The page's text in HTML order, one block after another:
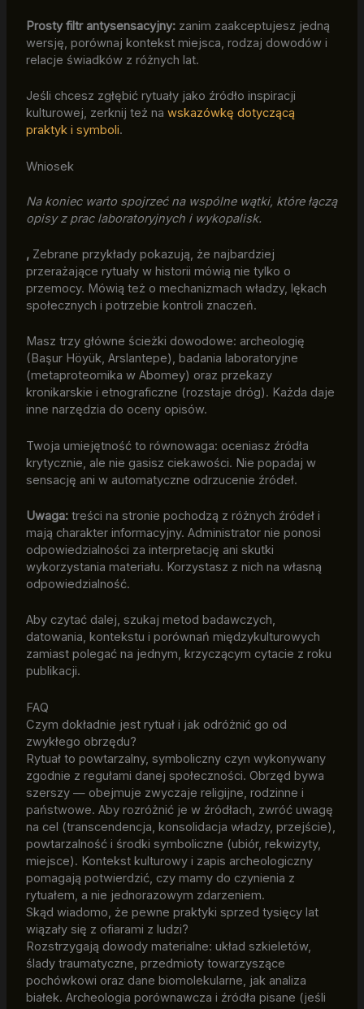
Prosty filtr antysensacyjny:zanim zaakceptujesz jedną
wersję, porównaj kontekst miejsca, rodzaj dowodów i
relacje świadków z różnych lat.
Jeśli chcesz zgłębić rytuały jako źródło inspiracji
kulturowej, zerknij też na wskazówkę dotyczącą
praktyk i symboli.
Wniosek
Na koniec warto spojrzeć na wspólne wątki, które łączą
opisy z prac laboratoryjnych i wykopalisk.
,Zebrane przykłady pokazują, że najbardziej
przerażające rytuały w historii mówią nie tylko o
przemocy. Mówią też o mechanizmach władzy, lękach
społecznych i potrzebie kontroli znaczeń.
Masz trzy główne ścieżki dowodowe: archeologię
(Başur Höyük, Arslantepe), badania laboratoryjne
(metaproteomika w Abomey) oraz przekazy
kronikarskie i etnograficzne (rozstaje dróg). Każda daje
inne narzędzia do oceny opisów.
Twoja umiejętność to równowaga: oceniasz źródła
krytycznie, ale nie gasisz ciekawości. Nie popadaj w
sensację ani w automatyczne odrzucenie źródeł.
Uwaga:treści na stronie pochodzą z różnych źródeł i
mają charakter informacyjny. Administrator nie ponosi
odpowiedzialności za interpretację ani skutki
wykorzystania materiału. Korzystasz z nich na własną
odpowiedzialność.
Aby czytać dalej, szukaj metod badawczych,
datowania, kontekstu i porównań międzykulturowych
zamiast polegać na jednym, krzyczącym cytacie z roku
publikacji.
FAQ
Czym dokładnie jest rytuał i jak odróżnić go od
zwykłego obrzędu?
Rytuał to powtarzalny, symboliczny czyn wykonywany
zgodnie z regułami danej społeczności. Obrzęd bywa
szerszy — obejmuje zwyczaje religijne, rodzinne i
państwowe. Aby rozróżnić je w źródłach, zwróć uwagę
na cel (transcendencja, konsolidacja władzy, przejście),
powtarzalność i środki symboliczne (ubiór, rekwizyty,
miejsce). Kontekst kulturowy i zapis archeologiczny
pomagają potwierdzić, czy mamy do czynienia z
rytuałem, a nie jednorazowym zdarzeniem.
Skąd wiadomo, że pewne praktyki sprzed tysięcy lat
wiązały się z ofiarami z ludzi?
Rozstrzygają dowody materialne: układ szkieletów,
ślady traumatyczne, przedmioty towarzyszące
pochówkowi oraz dane biomolekularne, jak analiza
białek. Archeologia porównawcza i źródła pisane (jeśli